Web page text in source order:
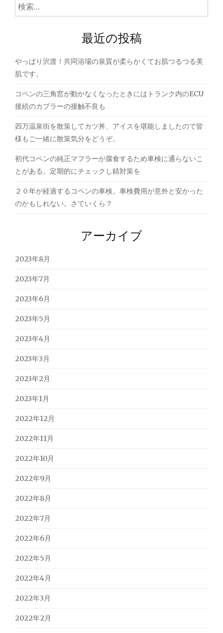
ー
ョ
ン
検
索:
最近の投稿
やっぱり沢渡！共同浴場の泉質が柔らかくてお肌つるつる美
肌です。
コペンの三角窓が動かなくなったときにはトランク内のECU
接続のカプラーの接触不良も
四万温泉街を散策してカツ丼、アイスを堪能しましたので皆
様もご一緒に散策気分をどうぞ。
初代コペンの純正マフラーが腐食するため車検に通らないこ
とがある。定期的にチェックし錆対策を
２０年が経過するコペンの車検。車検費用が意外と安かった
のかもしれない。さていくら？
アーカイブ
2023年8月
2023年7月
2023年6月
2023年5月
2023年4月
2023年3月
2023年2月
2023年1月
2022年12月
2022年11月
2022年10月
2022年9月
2022年8月
2022年7月
2022年6月
2022年5月
2022年4月
2022年3月
2022年2月